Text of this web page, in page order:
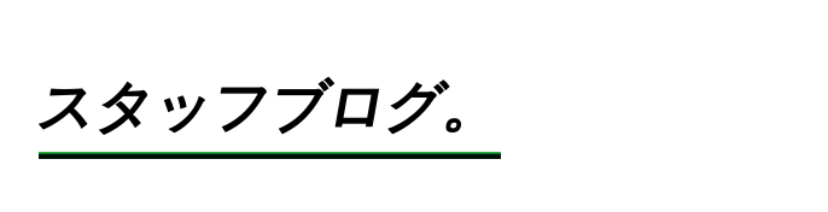
スタッフブログ。